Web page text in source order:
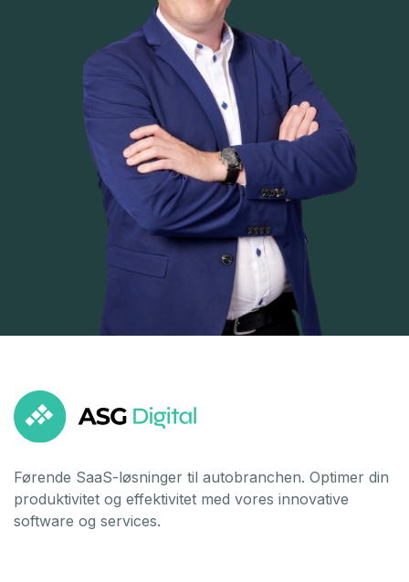
Førende SaaS-løsninger til autobranchen. Optimer din
produktivitet og effektivitet med vores innovative
software og services.